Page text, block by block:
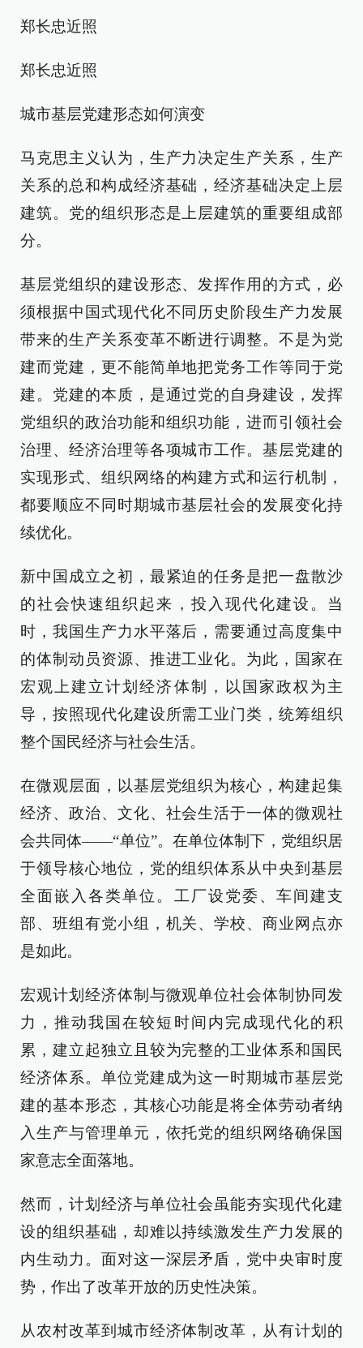
郑长忠近照
郑长忠近照
城市基层党建形态如何演变
马克思主义认为，生产力决定生产关系，生产
关系的总和构成经济基础，经济基础决定上层
建筑。党的组织形态是上层建筑的重要组成部
分。
基层党组织的建设形态、发挥作用的方式，必
须根据中国式现代化不同历史阶段生产力发展
带来的生产关系变革不断进行调整。不是为党
建而党建，更不能简单地把党务工作等同于党
建。党建的本质，是通过党的自身建设，发挥
党组织的政治功能和组织功能，进而引领社会
治理、经济治理等各项城市工作。基层党建的
实现形式、组织网络的构建方式和运行机制，
都要顺应不同时期城市基层社会的发展变化持
续优化。
新中国成立之初，最紧迫的任务是把一盘散沙
的社会快速组织起来，投入现代化建设。当
时，我国生产力水平落后，需要通过高度集中
的体制动员资源、推进工业化。为此，国家在
宏观上建立计划经济体制，以国家政权为主
导，按照现代化建设所需工业门类，统筹组织
整个国民经济与社会生活。
在微观层面，以基层党组织为核心，构建起集
经济、政治、文化、社会生活于一体的微观社
会共同体——“单位”。在单位体制下，党组织居
于领导核心地位，党的组织体系从中央到基层
全面嵌入各类单位。工厂设党委、车间建支
部、班组有党小组，机关、学校、商业网点亦
是如此。
宏观计划经济体制与微观单位社会体制协同发
力，推动我国在较短时间内完成现代化的积
累，建立起独立且较为完整的工业体系和国民
经济体系。单位党建成为这一时期城市基层党
建的基本形态，其核心功能是将全体劳动者纳
入生产与管理单元，依托党的组织网络确保国
家意志全面落地。
然而，计划经济与单位社会虽能夯实现代化建
设的组织基础，却难以持续激发生产力发展的
内生动力。面对这一深层矛盾，党中央审时度
势，作出了改革开放的历史性决策。
从农村改革到城市经济体制改革，从有计划的